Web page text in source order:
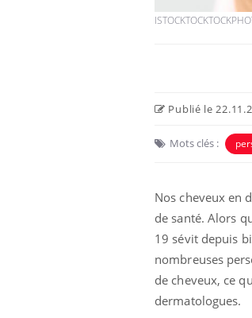
Publié le
Mots clés :
Nos cheveux en
de santé. Alors
19 sévit depuis
nombreuses
de cheveux, ce
dermatologues.
Eczéma Chronique des
expliquer ma maladie
d'autres non ! D'un côté,
questions sur la maladie